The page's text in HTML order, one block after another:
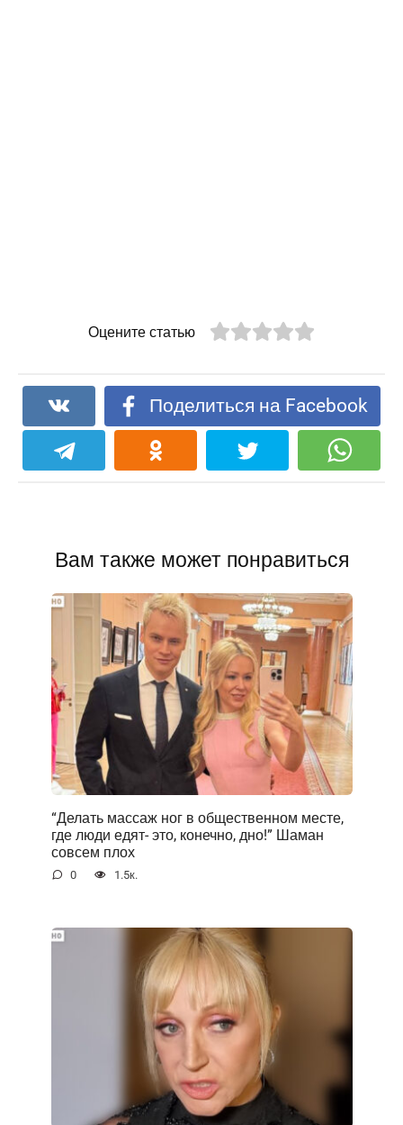
Оцените статью
Поделиться на Facebook
Вам также может понравиться
“Делать массаж ног в общественном месте,
где люди едят- это, конечно, дно!” Шаман
совсем плох
0 1.5к.